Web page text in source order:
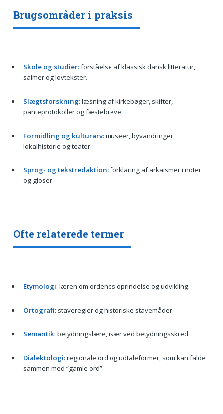
Brugsområder i praksis
Skole og studier:forståelse af klassisk dansk litteratur,
salmer og lovtekster.
Slægtsforskning:læsning af kirkebøger, skifter,
panteprotokoller og fæstebreve.
Formidling og kulturarv:museer, byvandringer,
lokalhistorie og teater.
Sprog- og tekstredaktion:forklaring af arkaismer i noter
og gloser.
Ofte relaterede termer
Etymologi: læren om ordenes oprindelse og udvikling.
Ortografi: staveregler og historiske stavemåder.
Semantik: betydningslære, især ved betydningsskred.
Dialektologi: regionale ord og udtaleformer, som kan falde
sammen med “gamle ord”.